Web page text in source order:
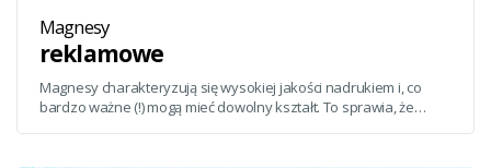
Magnesy
reklamowe
Magnesy charakteryzują się wysokiej jakości nadrukiem i, co
bardzo ważne (!) mogą mieć dowolny kształt. To sprawia, że